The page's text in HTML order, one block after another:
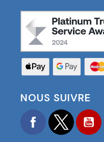
NOUS SUIVRE
FacebookTwitter